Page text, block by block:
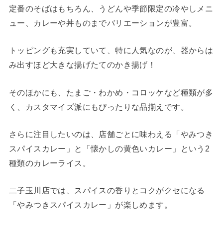
定番のそばはもちろん、うどんや季節限定の冷やしメニ
ュー、カレーや丼ものまでバリエーションが豊富。
トッピングも充実していて、特に人気なのが、器からは
み出すほど大きな揚げたてのかき揚げ！
そのほかにも、たまご・わかめ・コロッケなど種類が多
く、カスタマイズ派にもぴったりな品揃えです。
さらに注目したいのは、店舗ごとに味わえる「やみつき
スパイスカレー」と「懐かしの黄色いカレー」という2
種類のカレーライス。
二子玉川店では、スパイスの香りとコクがクセになる
「やみつきスパイスカレー」が楽しめます。